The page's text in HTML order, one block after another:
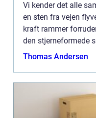
Vi kender det alle
en sten fra vejen
kraft rammer
den stjerneformede
intakte glas. Men...
Thomas Andersen